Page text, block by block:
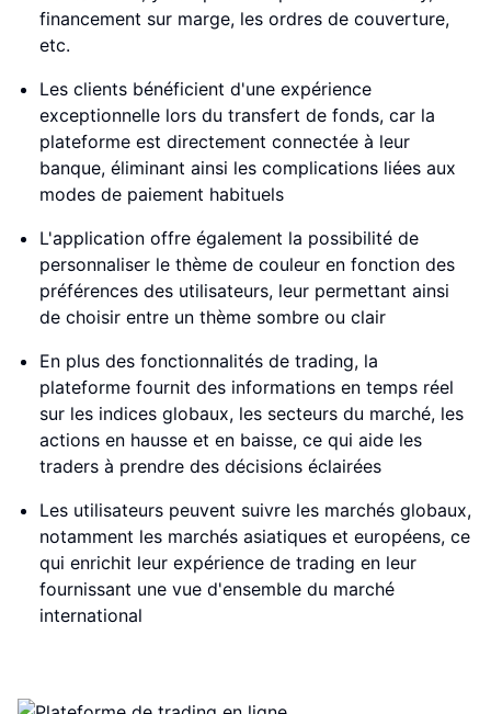
financement sur marge, les ordres de couverture,
etc.
Les clients bénéficient d'une expérience
exceptionnelle lors du transfert de fonds, car la
plateforme est directement connectée à leur
banque, éliminant ainsi les complications liées aux
modes de paiement habituels
L'application offre également la possibilité de
personnaliser le thème de couleur en fonction des
préférences des utilisateurs, leur permettant ainsi
de choisir entre un thème sombre ou clair
En plus des fonctionnalités de trading, la
plateforme fournit des informations en temps réel
sur les indices globaux, les secteurs du marché, les
actions en hausse et en baisse, ce qui aide les
traders à prendre des décisions éclairées
Les utilisateurs peuvent suivre les marchés globaux,
notamment les marchés asiatiques et européens, ce
qui enrichit leur expérience de trading en leur
fournissant une vue d'ensemble du marché
international